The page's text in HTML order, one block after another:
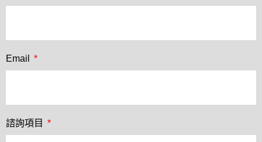
Email
諮詢項目